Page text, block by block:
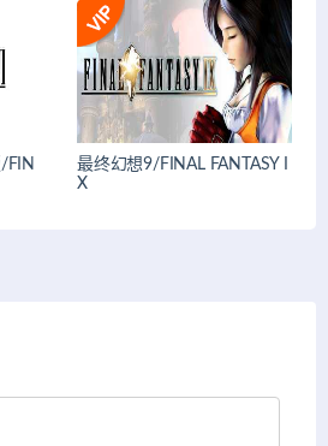
FIN
最终幻想9/FINAL FANTASY I
X